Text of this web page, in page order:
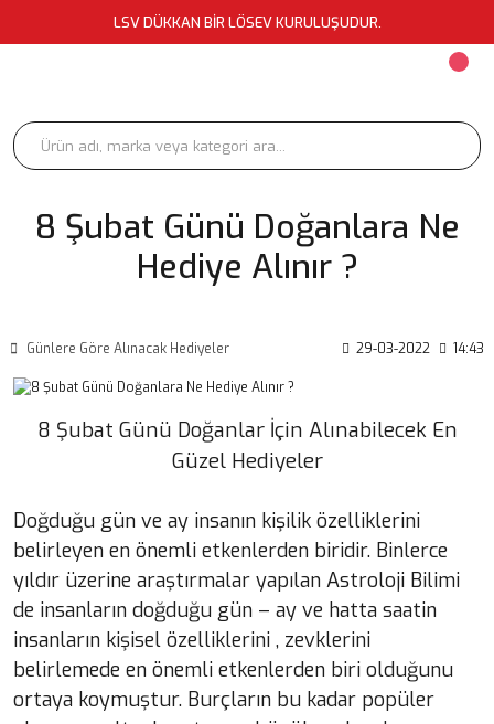
LSV DÜKKAN BİR LÖSEV KURULUŞUDUR.
8 Şubat Günü Doğanlara Ne
Hediye Alınır ?
Günlere Göre Alınacak Hediyeler 29-03-2022 14:43
8 Şubat Günü Doğanlar İçin Alınabilecek En
Güzel Hediyeler
Doğduğu gün ve ay insanın kişilik özelliklerini
belirleyen en önemli etkenlerden biridir. Binlerce
yıldır üzerine araştırmalar yapılan Astroloji Bilimi
de insanların doğduğu gün – ay ve hatta saatin
insanların kişisel özelliklerini , zevklerini
belirlemede en önemli etkenlerden biri olduğunu
ortaya koymuştur. Burçların bu kadar popüler